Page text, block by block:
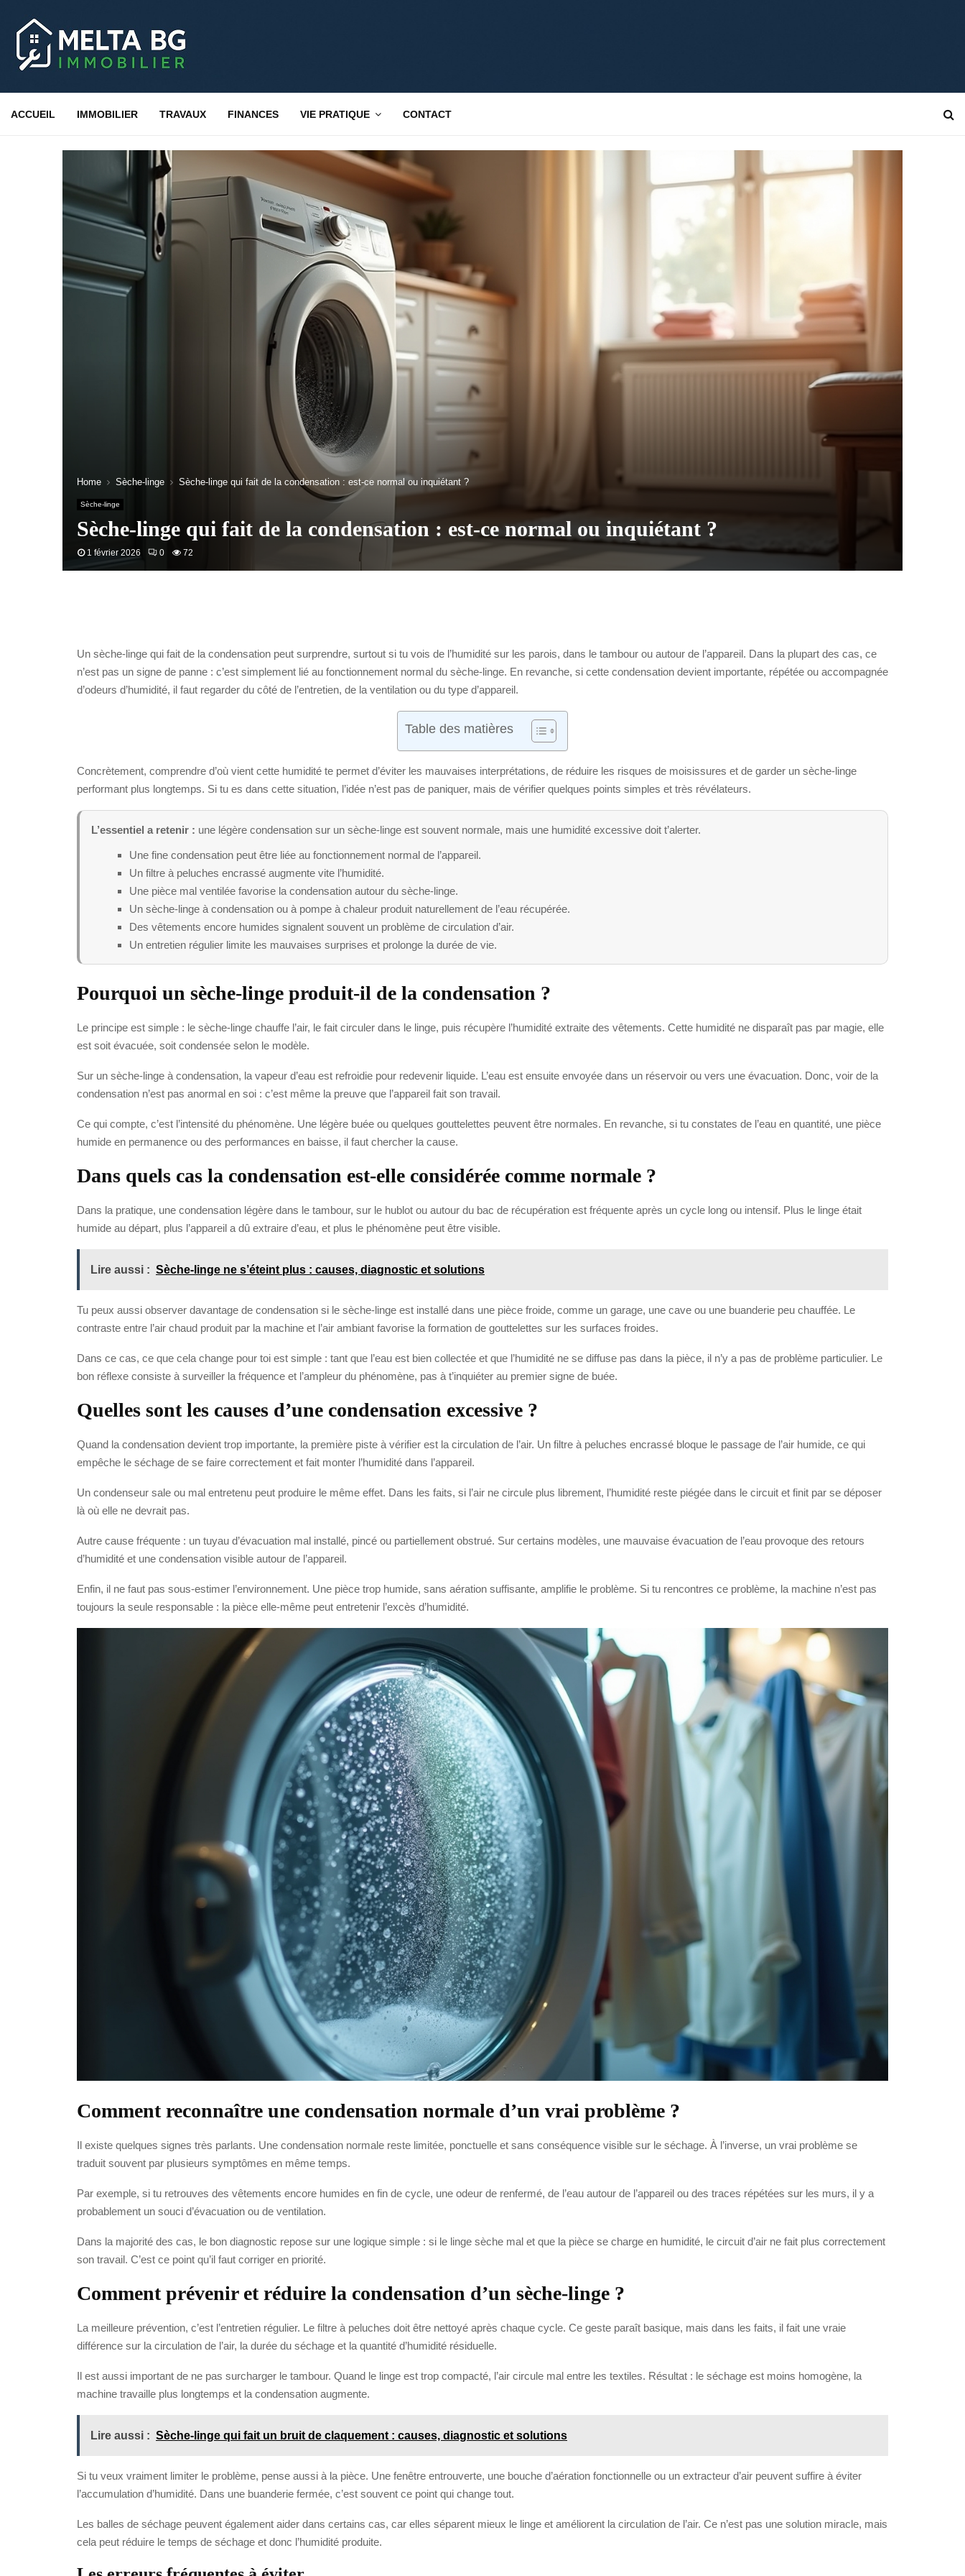
ACCUEIL IMMOBILIER TRAVAUX FINANCES VIE PRATIQUE CONTACT
Home Sèche-linge Sèche-linge qui fait de la condensation : est-ce normal ou inquiétant ?
Sèche-linge
Sèche-linge qui fait de la condensation : est-ce normal ou inquiétant ?
1 février 2026 0 72
Un sèche-linge qui fait de la condensation peut surprendre, surtout si tu vois de l’humidité sur les parois, dans le tambour ou autour de l’appareil. Dans la plupart des cas, ce
n’est pas un signe de panne : c’est simplement lié au fonctionnement normal du sèche-linge. En revanche, si cette condensation devient importante, répétée ou accompagnée
d’odeurs d’humidité, il faut regarder du côté de l’entretien, de la ventilation ou du type d’appareil.
Table des matières
Concrètement, comprendre d’où vient cette humidité te permet d’éviter les mauvaises interprétations, de réduire les risques de moisissures et de garder un sèche-linge
performant plus longtemps. Si tu es dans cette situation, l’idée n’est pas de paniquer, mais de vérifier quelques points simples et très révélateurs.
L’essentiel a retenir : une légère condensation sur un sèche-linge est souvent normale, mais une humidité excessive doit t’alerter.
Une fine condensation peut être liée au fonctionnement normal de l’appareil.
Un filtre à peluches encrassé augmente vite l’humidité.
Une pièce mal ventilée favorise la condensation autour du sèche-linge.
Un sèche-linge à condensation ou à pompe à chaleur produit naturellement de l’eau récupérée.
Des vêtements encore humides signalent souvent un problème de circulation d’air.
Un entretien régulier limite les mauvaises surprises et prolonge la durée de vie.
Pourquoi un sèche-linge produit-il de la condensation ?
Le principe est simple : le sèche-linge chauffe l’air, le fait circuler dans le linge, puis récupère l’humidité extraite des vêtements. Cette humidité ne disparaît pas par magie, elle
est soit évacuée, soit condensée selon le modèle.
Sur un sèche-linge à condensation, la vapeur d’eau est refroidie pour redevenir liquide. L’eau est ensuite envoyée dans un réservoir ou vers une évacuation. Donc, voir de la
condensation n’est pas anormal en soi : c’est même la preuve que l’appareil fait son travail.
Ce qui compte, c’est l’intensité du phénomène. Une légère buée ou quelques gouttelettes peuvent être normales. En revanche, si tu constates de l’eau en quantité, une pièce
humide en permanence ou des performances en baisse, il faut chercher la cause.
Dans quels cas la condensation est-elle considérée comme normale ?
Dans la pratique, une condensation légère dans le tambour, sur le hublot ou autour du bac de récupération est fréquente après un cycle long ou intensif. Plus le linge était
humide au départ, plus l’appareil a dû extraire d’eau, et plus le phénomène peut être visible.
Lire aussi : Sèche-linge ne s’éteint plus : causes, diagnostic et solutions
Tu peux aussi observer davantage de condensation si le sèche-linge est installé dans une pièce froide, comme un garage, une cave ou une buanderie peu chauffée. Le
contraste entre l’air chaud produit par la machine et l’air ambiant favorise la formation de gouttelettes sur les surfaces froides.
Dans ce cas, ce que cela change pour toi est simple : tant que l’eau est bien collectée et que l’humidité ne se diffuse pas dans la pièce, il n’y a pas de problème particulier. Le
bon réflexe consiste à surveiller la fréquence et l’ampleur du phénomène, pas à t’inquiéter au premier signe de buée.
Quelles sont les causes d’une condensation excessive ?
Quand la condensation devient trop importante, la première piste à vérifier est la circulation de l’air. Un filtre à peluches encrassé bloque le passage de l’air humide, ce qui
empêche le séchage de se faire correctement et fait monter l’humidité dans l’appareil.
Un condenseur sale ou mal entretenu peut produire le même effet. Dans les faits, si l’air ne circule plus librement, l’humidité reste piégée dans le circuit et finit par se déposer
là où elle ne devrait pas.
Autre cause fréquente : un tuyau d’évacuation mal installé, pincé ou partiellement obstrué. Sur certains modèles, une mauvaise évacuation de l’eau provoque des retours
d’humidité et une condensation visible autour de l’appareil.
Enfin, il ne faut pas sous-estimer l’environnement. Une pièce trop humide, sans aération suffisante, amplifie le problème. Si tu rencontres ce problème, la machine n’est pas
toujours la seule responsable : la pièce elle-même peut entretenir l’excès d’humidité.
Comment reconnaître une condensation normale d’un vrai problème ?
Il existe quelques signes très parlants. Une condensation normale reste limitée, ponctuelle et sans conséquence visible sur le séchage. À l’inverse, un vrai problème se
traduit souvent par plusieurs symptômes en même temps.
Par exemple, si tu retrouves des vêtements encore humides en fin de cycle, une odeur de renfermé, de l’eau autour de l’appareil ou des traces répétées sur les murs, il y a
probablement un souci d’évacuation ou de ventilation.
Dans la majorité des cas, le bon diagnostic repose sur une logique simple : si le linge sèche mal et que la pièce se charge en humidité, le circuit d’air ne fait plus correctement
son travail. C’est ce point qu’il faut corriger en priorité.
Comment prévenir et réduire la condensation d’un sèche-linge ?
La meilleure prévention, c’est l’entretien régulier. Le filtre à peluches doit être nettoyé après chaque cycle. Ce geste paraît basique, mais dans les faits, il fait une vraie
différence sur la circulation de l’air, la durée du séchage et la quantité d’humidité résiduelle.
Il est aussi important de ne pas surcharger le tambour. Quand le linge est trop compacté, l’air circule mal entre les textiles. Résultat : le séchage est moins homogène, la
machine travaille plus longtemps et la condensation augmente.
Lire aussi : Sèche-linge qui fait un bruit de claquement : causes, diagnostic et solutions
Si tu veux vraiment limiter le problème, pense aussi à la pièce. Une fenêtre entrouverte, une bouche d’aération fonctionnelle ou un extracteur d’air peuvent suffire à éviter
l’accumulation d’humidité. Dans une buanderie fermée, c’est souvent ce point qui change tout.
Les balles de séchage peuvent également aider dans certains cas, car elles séparent mieux le linge et améliorent la circulation de l’air. Ce n’est pas une solution miracle, mais
cela peut réduire le temps de séchage et donc l’humidité produite.